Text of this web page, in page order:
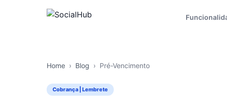
Home › Blog › Pré-Vencimento
Cobrança | Lembrete